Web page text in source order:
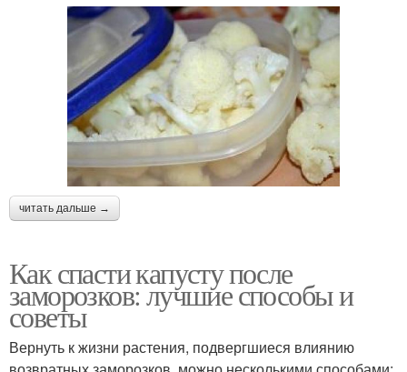
читать дальше →
Как спасти капусту после
заморозков: лучшие способы и
советы
Вернуть к жизни растения, подвергшиеся влиянию